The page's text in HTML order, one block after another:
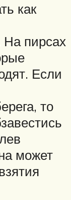
как
На пирсах
Если
то
может